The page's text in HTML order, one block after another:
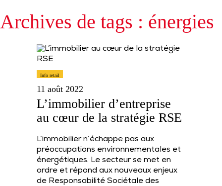
Archives de tags : énergies
Info retail
11 août 2022
L’immobilier d’entreprise
au cœur de la stratégie RSE
L’immobilier n’échappe pas aux
préoccupations environnementales et
énergétiques. Le secteur se met en
ordre et répond aux nouveaux enjeux
de Responsabilité Sociétale des